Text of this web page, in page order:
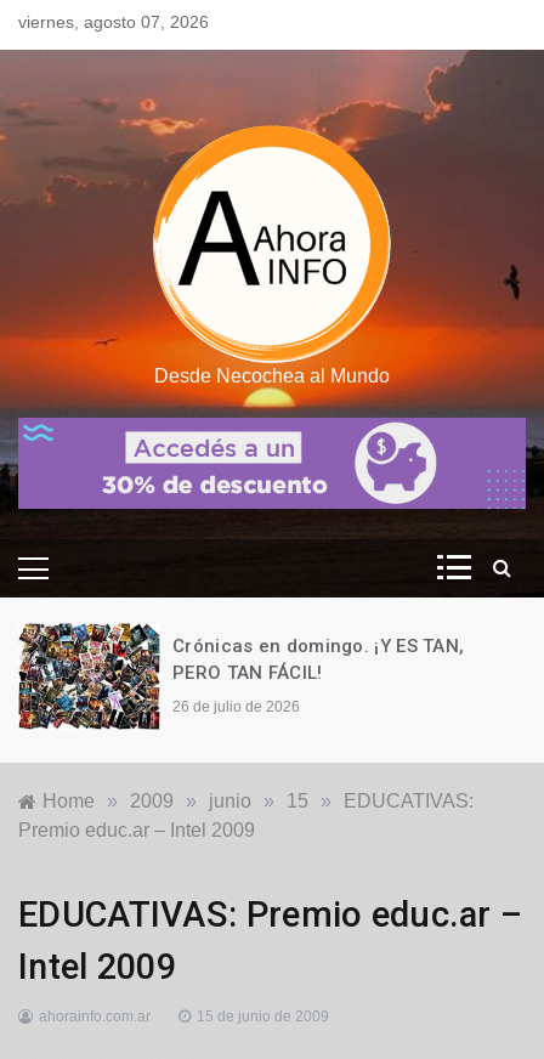
Skipviernes, agosto 07, 2026
Desde Necochea al Mundo
Crónicas en domingo. ¡Y ES TAN,
PERO TAN FÁCIL!
26 de julio de 2026
Home » 2009 » junio » 15 »
EDUCATIVAS:
Premio educ.ar – Intel 2009
Nacionales
EDUCATIVAS: Premio educ.ar –
Intel 2009
ahorainfo.com.ar 15 de junio de 2009